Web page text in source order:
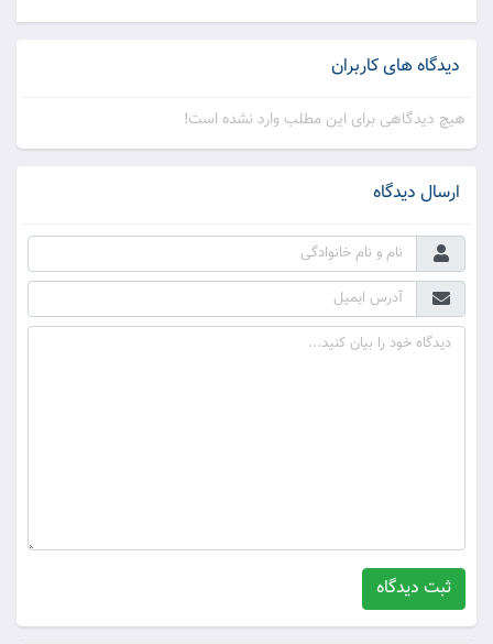
دیدگاه های کاربران
هیچ دیدگاهی برای این مطلب وارد نشده است!
ارسال دیدگاه
ثبت دیدگاه